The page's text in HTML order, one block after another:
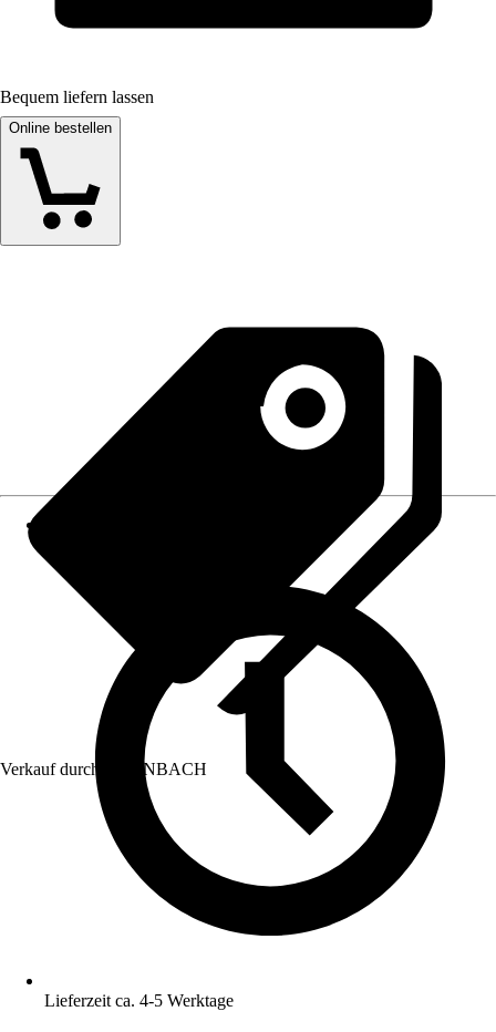
Bequem liefern lassen
Online bestellen
Verkauf durch: HORNBACH
Lieferzeit ca. 4-5 Werktage